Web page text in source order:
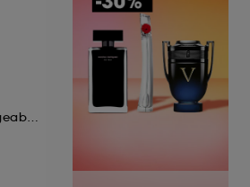
Eau de Parfum Rechargeable Pour Elle Fruitée Florale Boisée